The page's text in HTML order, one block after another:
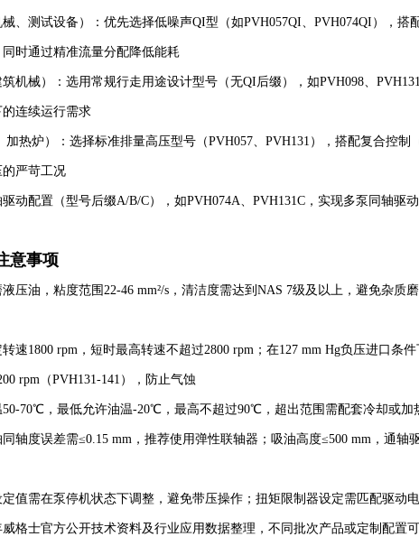
、测试设备）：优先选择低噪声QI型（如PVH057QI、PVH074QI），搭
时通过精准流量分配降低能耗
机械）：选用常规行走用途设计型号（无QI后缀），如PVH098、
连续运行需求
加热炉）：选择标准排量高压型号（PVH057、PVH131），搭配复合控
严苛工况
动配置（型号后缀A/B/C），如PVH074A、PVH131C，实现多泵同轴驱
意事项
压油，粘度范围22-46 mm²/s，清洁度需达到NAS 7级及以上，避免杂质
速1800 rpm，短时最高转速不超过2800 rpm；在127 mm Hg负压进口条
rpm（PVH131-141），防止气蚀
70℃，最低允许油温-20℃，最高不超过90℃，超出范围需配套冷却或加
轴度误差需≤0.15 mm，推荐使用弹性联轴器；吸油高度≤500 mm，通轴
值需在泵停机状态下调整，避免带压操作；扭矩限制器设定需匹配驱动
格士官方公开技术资料及行业应用数据整理，不同批次产品或定制配置